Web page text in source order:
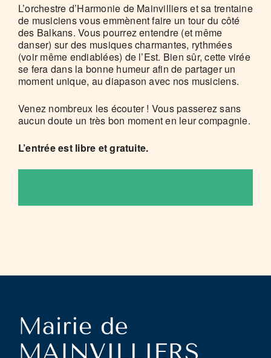
L’orchestre d’Harmonie de Mainvilliers et sa trentaine
de musiciens vous emmènent faire un tour du côté
des Balkans. Vous pourrez entendre (et même
danser) sur des musiques charmantes, rythmées
(voir même endiablées) de l’Est. Bien sûr, cette virée
se fera dans la bonne humeur afin de partager un
moment unique, au diapason avec nos musiciens.
Venez nombreux les écouter ! Vous passerez sans
aucun doute un très bon moment en leur compagnie.
L’entrée est libre et gratuite.